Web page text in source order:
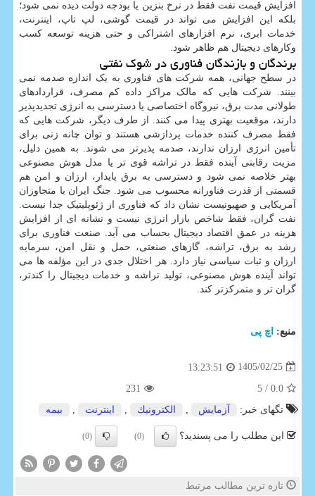
افزایش قیمت نفت فقط در نرخ بنزین یا بودجه دولت دیده نمی شود؛
بلکه این افزایش می تواند در قیمت گوشی، لپ تاپ، اینترنت،
خدمات ابری، نرم افزارهای اشتراکی و حتی هزینه توسعه کسب
وکارهای دیجیتال هم ظاهر شود.
برندگان و بازندگان فناوری در شوک نفتی
در سطح جهانی، همه شرکت های فناوری به یک اندازه صدمه نمی
بینند. شرکت هایی که مالک مراکز داده کم مصرف، قراردادهای
طولانی مدت برق، نیروگاه اختصاصی یا دسترسی به انرژی تجدیدپذیر
دارند، موقعیت بهتری پیدا می کنند. از طرف دیگر، شرکت هایی که
فقط مصرف کننده خدمات پردازشی هستند و توان چانه زنی برای
تأمین انرژی ارزان ندارند، صدمه پذیرتر می شوند. به همین دلیل،
مزیت رقابتی آینده فقط در تراشه قوی تر یا مدل هوش مصنوعی
بهتر خلاصه نمی شود و دسترسی به برق پایدار، ارزان و امن هم
قسمتی از قدرت فناورانه محسوب می شود. جنگ ایران با متجاوزان
آمریکایی و صهیونیست نشان داد که فناوری از ژئوپلیتیک جدا نیست.
نفت گران، فقط شاخص بازار انرژی نیست و نشانه ای از افزایش
هزینه در عمق اقتصاد دیجیتال بحساب می آید. صنعت فناوری برای
رشد به برق، تراشه، گازهای صنعتی، حمل و نقل امن، سرمایه
ارزان و ثبات سیاسی نیاز دارد. هر اختلال جدی در این مؤلفه ها می
تواند آینده هوش مصنوعی، تولید تراشه و خدمات دیجیتال را کندتر،
گران تر و متمرکزتر کند.
منبع: اچ پی
1405/02/25
13:23:51
0.0
/ 5
231
تگهای خبر:
آزمایش , الكترونیك , اینترنت , بیمه
این مطلب را می پسندید؟ (0)
(0)
تازه ترین مطالب مرتبط